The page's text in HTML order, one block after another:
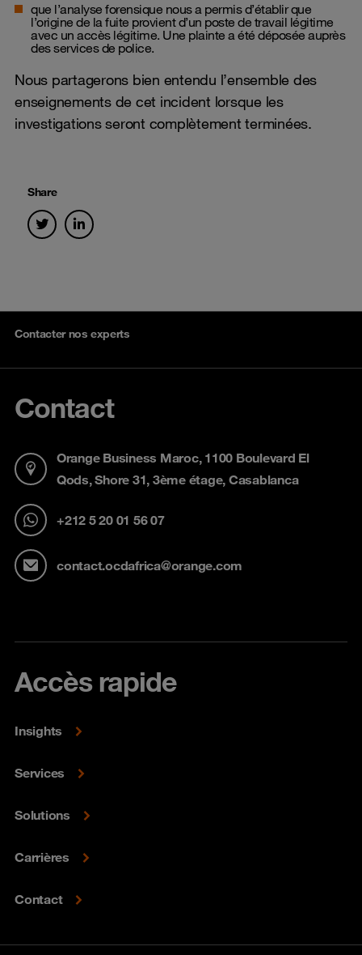
Share
que l’analyse forensique nous a permis d’établir que
l’origine de la fuite provient d’un poste de travail légitime
avec un accès légitime. Une plainte a été déposée auprès
des services de police.
Nous partagerons bien entendu l’ensemble des
enseignements de cet incident lorsque les
investigations seront complètement terminées.
Contacter nos experts
Contact
Orange Business Maroc, 1100 Boulevard El
Qods, Shore 31, 3ème étage, Casablanca
+212 5 20 01 56 07
contact.ocdafrica@orange.com
Accès rapide
Insights
Services
Solutions
Carrières
Contact